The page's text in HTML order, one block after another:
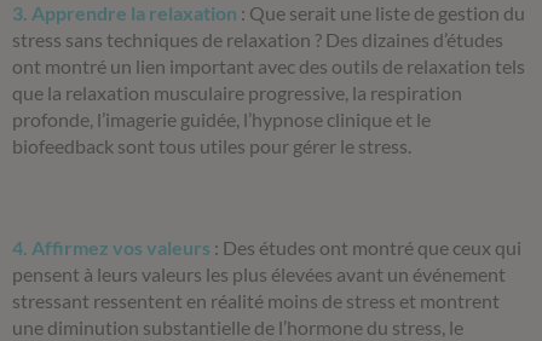
3. Apprendre la relaxation : Que serait une liste de gestion du
stress sans techniques de relaxation ? Des dizaines d’études
ont montré un lien important avec des outils de relaxation tels
que la relaxation musculaire progressive, la respiration
profonde, l’imagerie guidée, l’hypnose clinique et le
biofeedback sont tous utiles pour gérer le stress.
4. Affirmez vos valeurs : Des études ont montré que ceux qui
pensent à leurs valeurs les plus élevées avant un événement
stressant ressentent en réalité moins de stress et montrent
une diminution substantielle de l’hormone du stress, le